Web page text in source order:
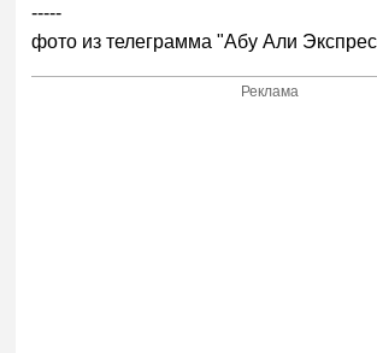
-----
фото из телеграмма "Абу Али
Реклама